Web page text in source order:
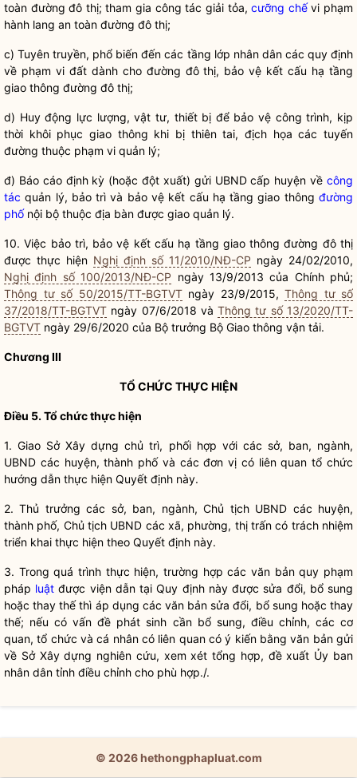
toàn đường đô thị; tham gia công tác giải tỏa,cưỡng chếvi phạm
hành lang an toàn đường đô thị;
c) Tuyên truyền, phổ biến đến các tầng lớp nhân dâncác quy định
về phạm vi đất dành cho đường đô thị, bảo vệ kết cấu hạ tầng
giao thông đường đô thị;
d) Huy động lực lượng, vật tư, thiết bị để bảo vệ công trình, kịp
thời khôi phục giao thông khi bị thiên tai, địch họa các tuyến
đường thuộc phạm vi quản lý;
đ) Báo cáo định kỳ (hoặc đột xuất) gửi UBND cấp huyện về công
tác quản lý, bảo trì và bảo vệ kết cấu hạ tầng giao thông đường
phốnội bộ thuộc địa bàn được giao quản lý.
10. Việc bảo trì, bảo vệ kết cấu hạ tầng giao thôngđường đô thị
được thực hiện Nghị định số 11/2010/NĐ-CP ngày 24/02/2010,
Nghị định số 100/2013/NĐ-CP ngày 13/9/2013 của Chính phủ;
Thông tư số 50/2015/TT-BGTVTngày 23/9/2015, Thông tư số
37/2018/TT-BGTVT ngày 07/6/2018 vàThông tư số 13/2020/TT-
BGTVT ngày 29/6/2020 của Bộ trưởng Bộ Giao thông vận tải.
Chương III
TỔ CHỨC THỰC HIỆN
Điều 5. Tổ chức thực hiện
1. Giao Sở Xây dựng chủ trì, phối hợp với các sở, ban, ngành,
UBND các huyện, thành phố và các đơn vị có liên quan tổ chức
hướng dẫn thực hiện Quyết định này.
2. Thủ trưởng các sở, ban, ngành, Chủ tịch UBND các huyện,
thành phố, Chủ tịch UBND các xã, phường, thị trấn có trách nhiệm
triển khai thực hiện theo Quyết định này.
3. Trong quá trình thực hiện, trường hợp các văn bản quy phạm
pháp luật được viện dẫn tại Quy định này được sửa đổi, bổ sung
hoặc thay thế thì áp dụng các văn bản sửa đổi, bổ sung hoặc thay
thế; nếu có vấn đề phát sinh cần bổ sung, điều chỉnh, các cơ
quan, tổ chức và cá nhân có liên quan có ý kiến bằng văn bản gửi
về Sở Xây dựng nghiên cứu, xem xét tổng hợp, đề xuất Ủy ban
nhân dân tỉnh điều chỉnh cho phù hợp./.
© 2026 hethongphapluat.com